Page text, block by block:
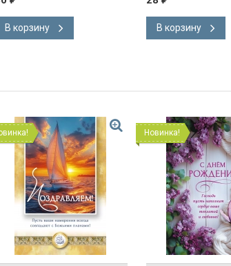
В корзину В корзину
Новинка!